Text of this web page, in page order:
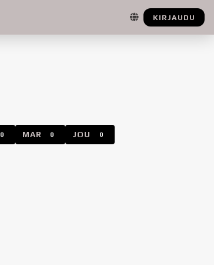
KIRJAUDU
0 MAR 0 JOU 0